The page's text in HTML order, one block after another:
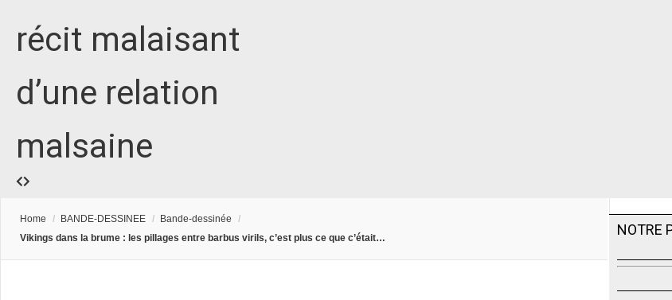
récit malaisant
d’une relation
malsaine
Home / BANDE-DESSINEE / Bande-dessinée
/
Vikings dans la brume : les pillages entre barbus virils, c’est plus ce que c’était…
NOTRE